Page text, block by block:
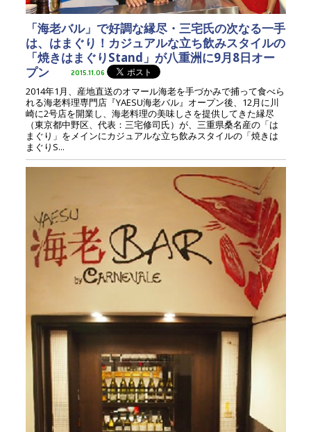
「海老バル」で好調な縁尽・三宅氏の次なる一手
は、はまぐり！カジュアルな立ち飲みスタイルの
「焼きはまぐりStand」が八重洲に9月8日オー
プン
2015.11.06
2014年1月、産地直送のオマール海老を手づかみで捕って食べら
れる海老料理専門店『YAESU海老バル』オープン後、12月に川
崎に2号店を開業し、海老料理の美味しさを提供してきた縁尽
（東京都中野区、代表：三宅修司氏）が、三重県桑名産の「は
まぐり」をメインにカジュアルな立ち飲みスタイルの「焼きは
まぐりS...